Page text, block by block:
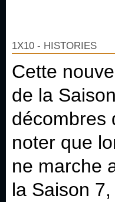
1X10 - HISTORIES
Cette
de la
décombres
noter que
ne marche
la Saison